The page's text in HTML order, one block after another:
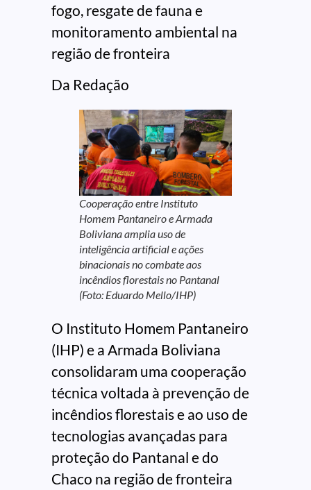
fogo, resgate de fauna e
monitoramento ambiental na
região de fronteira
Da Redação
Cooperação entre Instituto
Homem Pantaneiro e Armada
Boliviana amplia uso de
inteligência artificial e ações
binacionais no combate aos
incêndios florestais no Pantanal
(Foto: Eduardo Mello/IHP)
O Instituto Homem Pantaneiro
(IHP) e a Armada Boliviana
consolidaram uma cooperação
técnica voltada à prevenção de
incêndios florestais e ao uso de
tecnologias avançadas para
proteção do Pantanal e do
Chaco na região de fronteira